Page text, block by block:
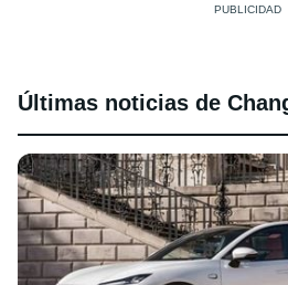
Últimas noticias de